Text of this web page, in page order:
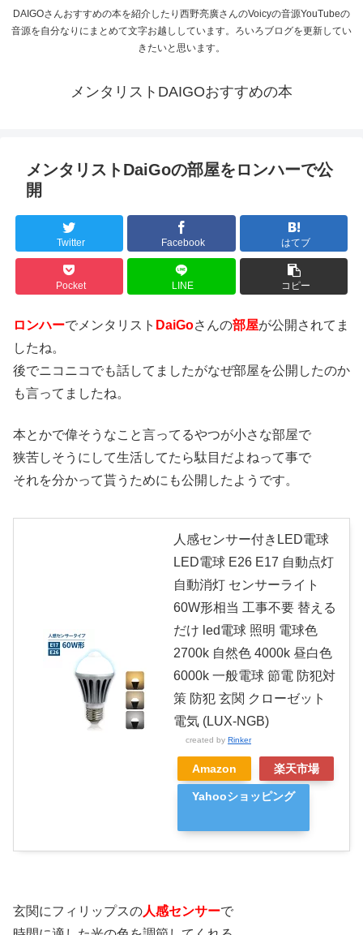
DAIGOさんおすすめの本を紹介したり西野亮廣さんのVoicyの音源YouTubeの
音源を自分なりにまとめて文字お越ししています。ろいろブログを更新してい
きたいと思います。
メンタリストDAIGOおすすめの本
メンタリストDaiGoの部屋をロンハーで公
開
Twitter Facebook はてブ
Pocket LINE コピー
ロンハーでメンタリスト DaiGoさんの部屋が公開されてま
したね。
後でニコニコでも話してましたがなぜ部屋を公開したのか
も言ってましたね。
本とかで偉そうなこと言ってるやつが小さな部屋で
狭苦しそうにして生活してたら駄目だよねって事で
それを分かって貰うためにも公開したようです。
人感センサー付きLED電球
LED電球 E26 E17 自動点灯
自動消灯 センサーライト
60W形相当 工事不要 替える
だけ led電球 照明 電球色
2700k 自然色 4000k 昼白色
6000k 一般電球 節電 防犯対
策 防犯 玄関 クローゼット
電気 (LUX-NGB)
created by Rinker
Amazon 楽天市場
Yahooショッピング
玄関にフィリップスの人感センサーで